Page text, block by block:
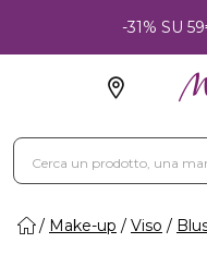
-31% SU
Make-up Viso